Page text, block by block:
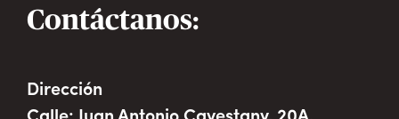
Contáctanos:
Dirección